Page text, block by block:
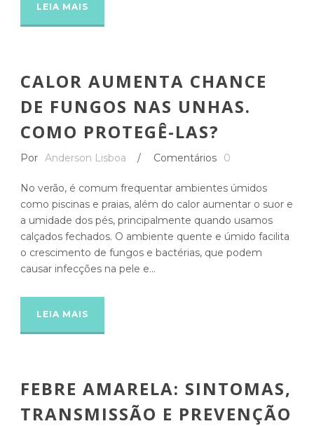
LEIA MAIS
CALOR AUMENTA CHANCE
DE FUNGOS NAS UNHAS.
COMO PROTEGÊ-LAS?
Por Anderson Lisboa / Comentários 0
No verão, é comum frequentar ambientes úmidos
como piscinas e praias, além do calor aumentar o suor e
a umidade dos pés, principalmente quando usamos
calçados fechados. O ambiente quente e úmido facilita
o crescimento de fungos e bactérias, que podem
causar infecções na pele e...
LEIA MAIS
FEBRE AMARELA: SINTOMAS,
TRANSMISSÃO E PREVENÇÃO